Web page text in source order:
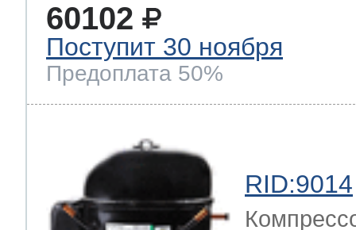
60102
Поступит 30 ноября
Предоплата 50%
RID:9014